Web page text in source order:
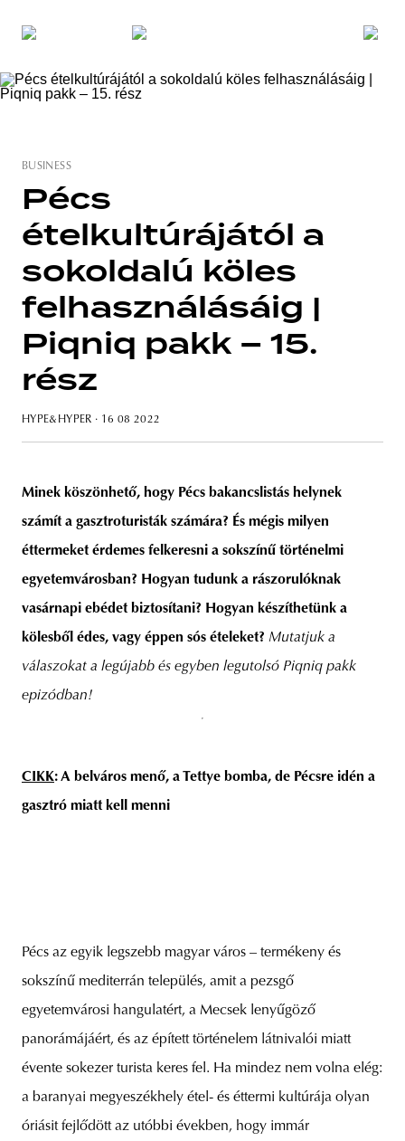
budapest poland branding
BUSINESS
Pécs
ételkultúrájától a
sokoldalú köles
felhasználásáig |
Piqniq pakk – 15.
rész
HYPE&HYPER · 16 08 2022
Minek köszönhető, hogy Pécs bakancslistás helynek
számít a gasztroturisták számára? És mégis milyen
éttermeket érdemes felkeresni a sokszínű történelmi
egyetemvárosban? Hogyan tudunk a rászorulóknak
vasárnapi ebédet biztosítani? Hogyan készíthetünk a
kölesből édes, vagy éppen sós ételeket? Mutatjuk a
válaszokat a legújabb és egyben legutolsó Piqniq pakk
epizódban!
CIKK: A belváros menő, a Tettye bomba, de Pécsre idén a
gasztró miatt kell menni
Pécs az egyik legszebb magyar város – termékeny és
sokszínű mediterrán település, amit a pezsgő
egyetemvárosi hangulatért, a Mecsek lenyűgöző
panorámájáért, és az épített történelem látnivalói miatt
évente sokezer turista keres fel. Ha mindez nem volna elég:
a baranyai megyeszékhely étel- és éttermi kultúrája olyan
óriásit fejlődött az utóbbi években, hogy immár